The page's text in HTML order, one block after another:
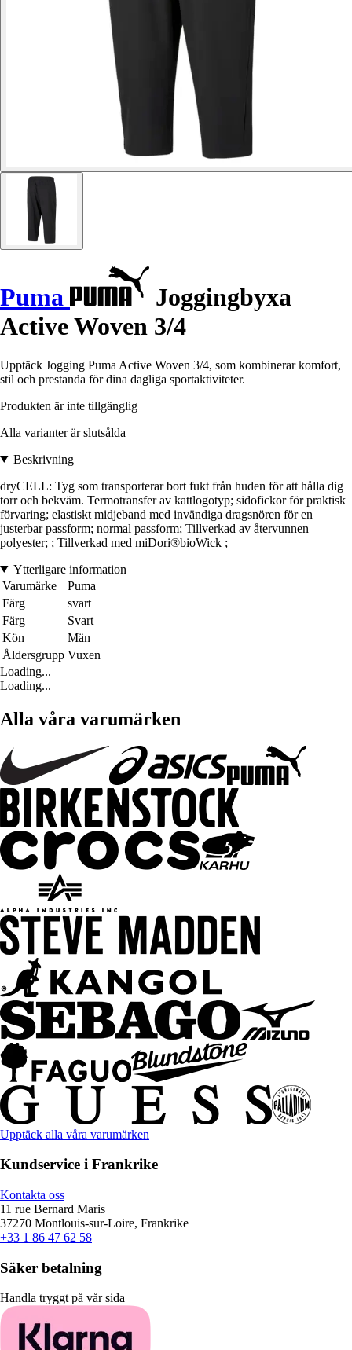
Puma
Joggingbyxa
Active Woven 3/4
Upptäck Jogging Puma Active Woven 3/4, som kombinerar komfort,
stil och prestanda för dina dagliga sportaktiviteter.
Produkten är inte tillgänglig
Alla varianter är slutsålda
Beskrivning
dryCELL: Tyg som transporterar bort fukt från huden för att hålla dig
torr och bekväm. Termotransfer av kattlogotyp; sidofickor för praktisk
förvaring; elastiskt midjeband med invändiga dragsnören för en
justerbar passform; normal passform; Tillverkad av återvunnen
polyester; ; Tillverkad med miDori®bioWick ;
Ytterligare information
Varumärke
Puma
Färg
svart
Färg
Svart
Kön
Män
Åldersgrupp Vuxen
Loading...
Loading...
Alla våra varumärken
Upptäck alla våra varumärken
Kundservice i Frankrike
Kontakta oss
11 rue Bernard Maris
37270 Montlouis-sur-Loire, Frankrike
+33 1 86 47 62 58
Säker betalning
Handla tryggt på vår sida